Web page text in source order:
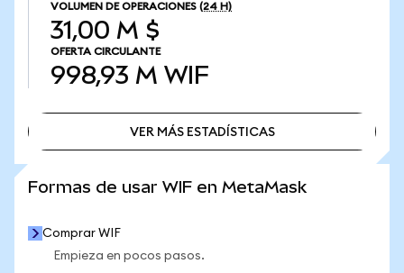
VOLUMEN DE OPERACIONES (24 H)
31,00 M $
OFERTA CIRCULANTE
998,93 M WIF
VER MÁS ESTADÍSTICAS
Formas de usar WIF en MetaMask
Comprar WIF
Empieza en pocos pasos.